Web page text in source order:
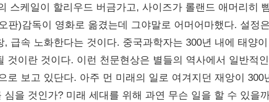
스케일이 할리우드 버금가고, 사이즈가 롤랜드 애머리히
판)감독이 영화로 옮겼는데 그야말로 어머어마했다. 설정
, 급속 노화한다는 것이다. 중국과학자는 300년 내에 태양
것이란 것이다. 이런 천문현상은 별들의 역사에서 일반적
로 보고 있단다. 아주 먼 미래의 일로 여겨지던 재앙이 300
을 것인가? 미래 세대를 위해 과연 무슨 일을 할 수 있을